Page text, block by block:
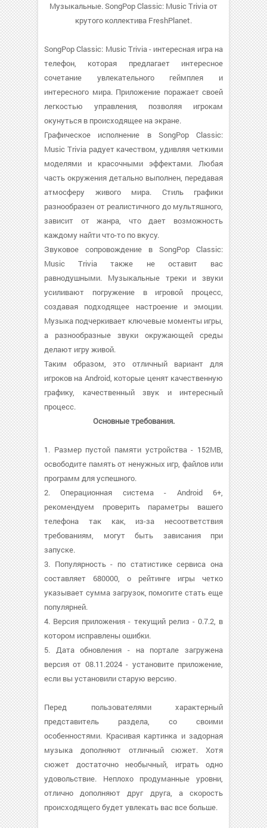
Музыкальные. SongPop Classic: Music Trivia от
крутого коллектива FreshPlanet.
SongPop Classic: Music Trivia - интересная игра на
телефон, которая предлагает интересное
сочетание увлекательного геймплея и
интересного мира. Приложение поражает своей
легкостью управления, позволяя игрокам
окунуться в происходящее на экране.
Графическое исполнение в SongPop Classic:
Music Trivia радует качеством, удивляя четкими
моделями и красочными эффектами. Любая
часть окружения детально выполнен, передавая
атмосферу живого мира. Стиль графики
разнообразен от реалистичного до мультяшного,
зависит от жанра, что дает возможность
каждому найти что-то по вкусу.
Звуковое сопровождение в SongPop Classic:
Music Trivia также не оставит вас
равнодушными. Музыкальные треки и звуки
усиливают погружение в игровой процесс,
создавая подходящее настроение и эмоции.
Музыка подчеркивает ключевые моменты игры,
а разнообразные звуки окружающей среды
делают игру живой.
Таким образом, это отличный вариант для
игроков на Android, которые ценят качественную
графику, качественный звук и интересный
процесс.
Основные требования.
1. Размер пустой памяти устройства - 152MB,
освободите память от ненужных игр, файлов или
программ для успешного.
2. Операционная система - Android 6+,
рекомендуем проверить параметры вашего
телефона так как, из-за несоответствия
требованиям, могут быть зависания при
запуске.
3. Популярность - по статистике сервиса она
составляет 680000, о рейтинге игры четко
указывает сумма загрузок, помогите стать еще
популярней.
4. Версия приложения - текущий релиз - 0.7.2, в
котором исправлены ошибки.
5. Дата обновления - на портале загружена
версия от 08.11.2024 - установите приложение,
если вы установили старую версию.
Перед пользователями характерный
представитель раздела, со своими
особенностями. Красивая картинка и задорная
музыка дополняют отличный сюжет. Хотя
сюжет достаточно необычный, играть одно
удовольствие. Неплохо продуманные уровни,
отлично дополняют друг друга, а скорость
происходящего будет увлекать вас все больше.